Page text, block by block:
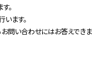
。
います。